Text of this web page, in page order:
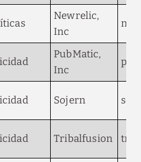
Newrelic,
Inc
nr-
PubMatic,
Inc
Sojern
Tribalfusion